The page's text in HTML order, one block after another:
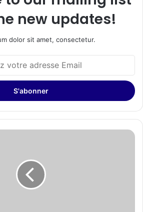
new updates!
dolor sit amet, consectetur.